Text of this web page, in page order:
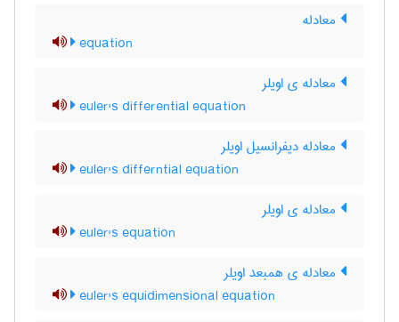
معادله
equation
معادله ی اویلر
euler's differential equation
معادله دیفرانسیل اویلر
euler's differntial equation
معادله ی اویلر
euler's equation
معادله ی همبعد اویلر
euler's equidimensional equation